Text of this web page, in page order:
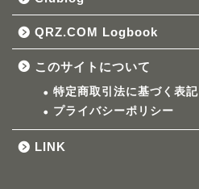
QRZ.COM Logbook
このサイトについて
特定商取引法に基づく表記
プライバシーポリシー
LINK